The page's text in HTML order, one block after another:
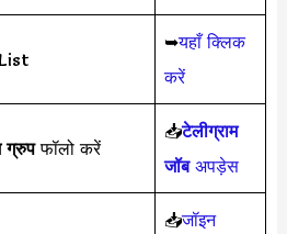
➥यहाँ क्लिक
करें
ग्रुपफॉलो करें
📥टेलीग्राम
जॉबअपड़ेस
📥जॉइन